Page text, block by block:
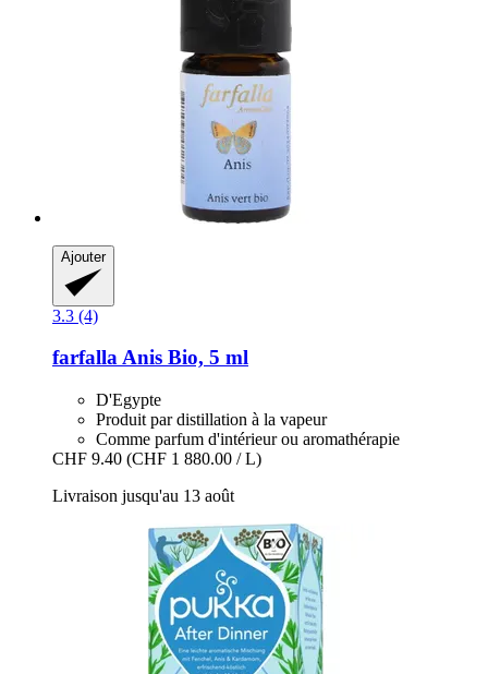
Ajouter
3.3 (4)
farfallaAnis Bio, 5 ml
D'Egypte
Produit par distillation à la vapeur
Comme parfum d'intérieur ou aromathérapie
CHF 9.40 (CHF 1 880.00 / L)
Livraison jusqu'au 13 août